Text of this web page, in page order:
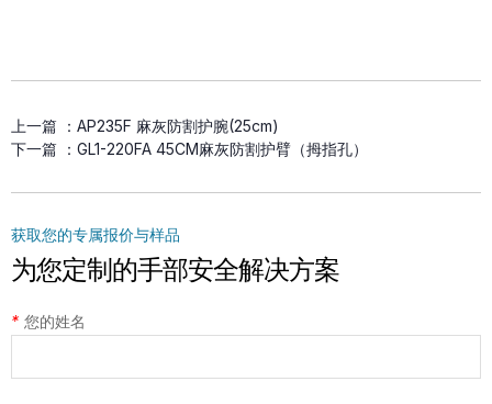
上一篇 ： AP235F 麻灰防割护腕(25cm)
下一篇 ： GL1-220FA 45CM麻灰防割护臂（拇指孔）
获取您的专属报价与样品
为您定制的手部安全解决方案
* 您的姓名